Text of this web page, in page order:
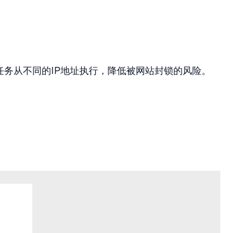
从不同的IP地址执行，降低被网站封锁的风险。